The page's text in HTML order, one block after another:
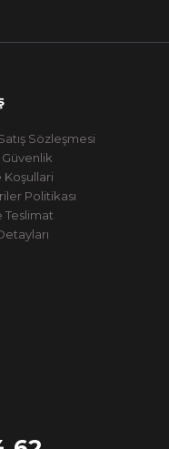
Sözleşmesi
Politikası
Teslimat